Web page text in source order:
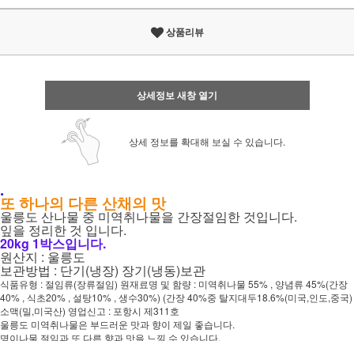
상품리뷰
상세정보 새창 열기
상세 정보를 확대해 보실 수 있습니다.
.
또 하나의 다른 산채의 맛
울릉도 산나물 중 미역취나물을 간장절임한 것입니다.
잎을 정리한 것 입니다.
20kg 1박스입니다.
원산지 : 울릉도
보관방법 : 단기(냉장) 장기(냉동)보관
식품유형 : 절임류(장류절임) 원재료명 및 함량 : 미역취나물 55% , 양념류 45%(간장
40% , 식초20% , 설탕10% , 생수30%) (간장 40%중 탈지대두18.6%(미국,인도,중국)
소맥(밀,미국산) 영업신고 : 포항시 제311호
울릉도 미역취나물은 부드러운 맛과 향이 제일 좋습니다.
명이나물 절임과 또 다른 향과 맛을 느낄 수 있습니다.